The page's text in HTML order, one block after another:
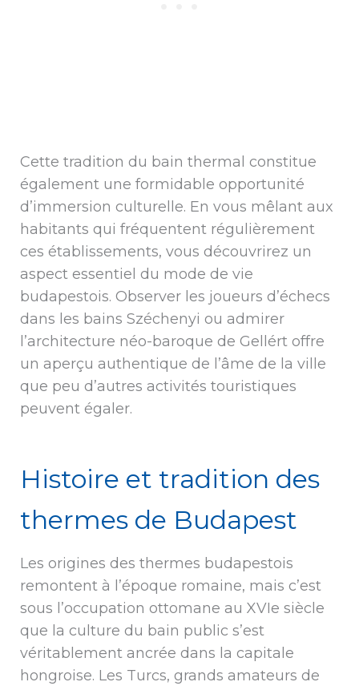
Cette tradition du bain thermal constitue
également une formidable opportunité
d’immersion culturelle. En vous mêlant aux
habitants qui fréquentent régulièrement
ces établissements, vous découvrirez un
aspect essentiel du mode de vie
budapestois. Observer les joueurs d’échecs
dans les bains Széchenyi ou admirer
l’architecture néo-baroque de Gellért offre
un aperçu authentique de l’âme de la ville
que peu d’autres activités touristiques
peuvent égaler.
Histoire et tradition des
thermes de Budapest
Les origines des thermes budapestois
remontent à l’époque romaine, mais c’est
sous l’occupation ottomane au XVIe siècle
que la culture du bain public s’est
véritablement ancrée dans la capitale
hongroise. Les Turcs, grands amateurs de